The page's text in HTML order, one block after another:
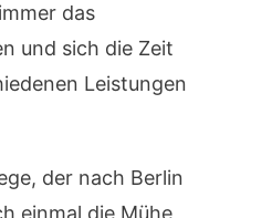
das
und sich die Zeit
Leistungen
der nach Berlin
einmal die Mühe